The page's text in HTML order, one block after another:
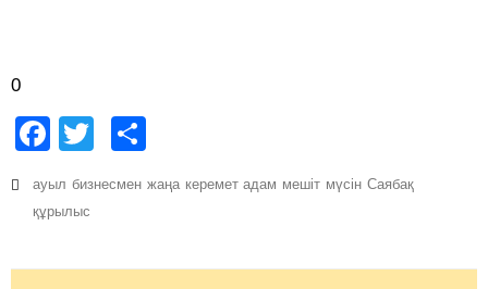
0
Facebook
Twitter
ауыл бизнесмен жаңа керемет адам мешіт мүсін Саябақ
құрылыс